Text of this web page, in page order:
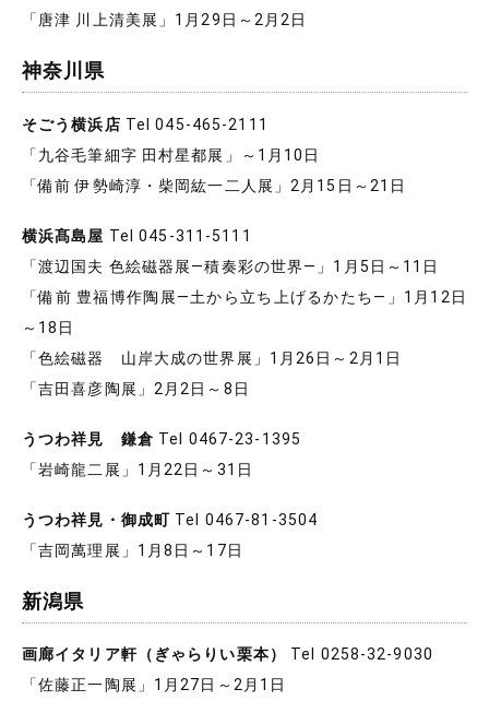
「唐津 川上清美展」1月29日～2月2日
神奈川県
そごう横浜店 Tel 045-465-2111
「九谷毛筆細字 田村星都展」～1月10日
「備前 伊勢崎淳・柴岡紘一二人展」2月15日～21日
横浜髙島屋 Tel 045-311-5111
「渡辺国夫 色絵磁器展―積奏彩の世界―」1月5日～11日
「備前 豊福博作陶展―土から立ち上げるかたち―」1月12日
～18日
「色絵磁器 山岸大成の世界展」1月26日～2月1日
「吉田喜彦陶展」2月2日～8日
うつわ祥見 鎌倉 Tel 0467-23-1395
「岩崎龍二展」1月22日～31日
うつわ祥見・御成町 Tel 0467-81-3504
「吉岡萬理展」1月8日～17日
新潟県
画廊イタリア軒（ぎゃらりい栗本）
Tel 0258-32-9030
「佐藤正一陶展」1月27日～2月1日